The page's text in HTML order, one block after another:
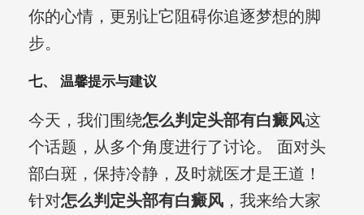
你的心情，更别让它阻碍你追逐梦想的脚
步。
七、 温馨提示与建议
今天，我们围绕怎么判定头部有白癜风这
个话题，从多个角度进行了讨论。 面对头
部白斑，保持冷静，及时就医才是王道！
针对怎么判定头部有白癜风，我来给大家